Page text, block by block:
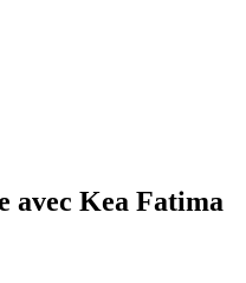
avec Kea Fatima